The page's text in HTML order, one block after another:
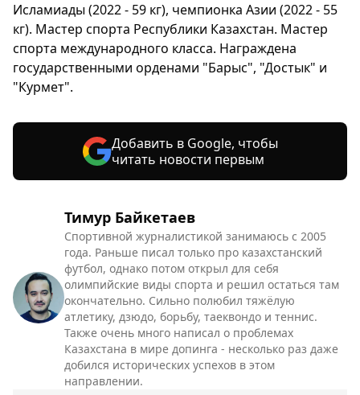
Тимур Байкетаев
Спортивной журналистикой занимаюсь с 2005
года. Раньше писал только про казахстанский
футбол, однако потом открыл для себя
олимпийские виды спорта и решил остаться там
окончательно. Сильно полюбил тяжёлую
атлетику, дзюдо, борьбу, таеквондо и теннис.
Также очень много написал о проблемах
Казахстана в мире допинга - несколько раз даже
добился исторических успехов в этом
направлении.
Исламиады (2022 - 59 кг), чемпионка Азии (2022 - 55
кг). Мастер спорта Республики Казахстан. Мастер
спорта международного класса. Награждена
государственными орденами "Барыс", "Достык" и
"Курмет".
Добавить в Google, чтобы
читать новости первым